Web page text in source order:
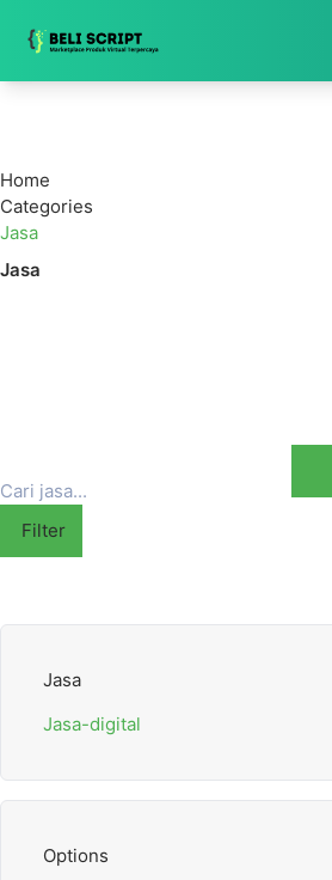
Home
Categories
Jasa
Jasa
Filter
Jasa
Jasa-digital
Options